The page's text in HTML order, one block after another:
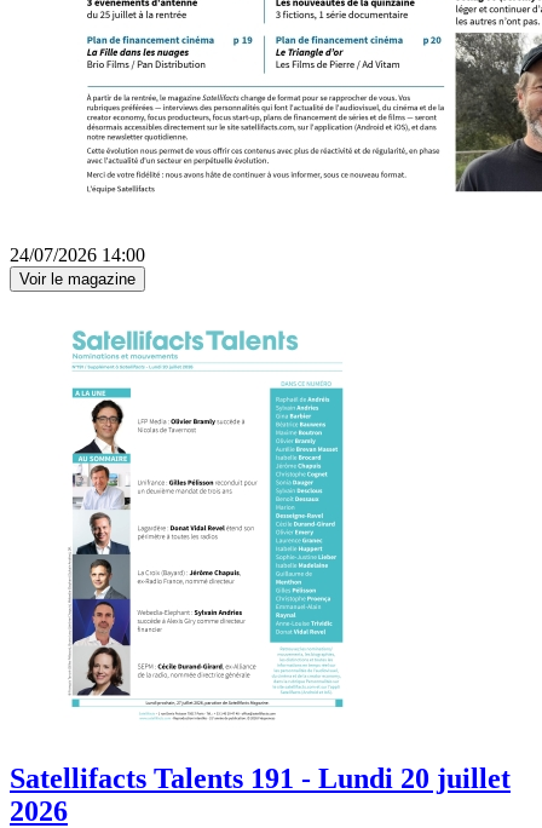
24/07/2026 14:00
Voir le magazine
Satellifacts Talents 191 - Lundi 20 juillet
2026